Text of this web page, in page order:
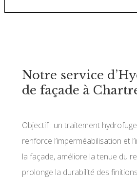
Notre service
de façade à
Objectif : un traitement
renforce l’imperméabilisation et
la façade, améliore la tenue du
prolonge la durabilité des